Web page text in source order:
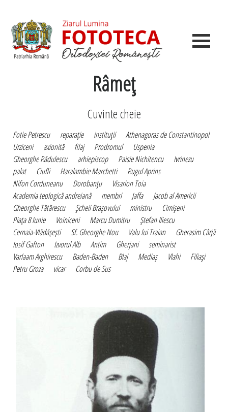
Râmeţ
Cuvinte cheie
Fotie Petrescu reparaţie instituţii
Athenagoras de Constantinopol
Urziceni
axionită filaj Prodromul
Uspenia
Gheorghe Rădulescu
arhiepiscop Paisie Nichitencu
Ivrinezu
palat
Ciufli Haralambie Marchetti
Rugul Aprins
Nifon Corduneanu
Dorobanţu
Visarion Toia
Academia teologică andreiană
membri Jaffa
Jacob al Americii
Gheorghe Tătărescu
Şcheii Braşovului ministru
Cimişeni
Piaţa 8 Iunie
Voiniceni Marcu Dumitru
Ştefan Iliescu
Cernaia-Vlădăşeşti
Sf. Gheorghe Nou Valu lui Traian
Gherasim Cârjă
Iosif Gafton
Izvorul Alb Antim Gherjani
seminarist
Varlaam Arghirescu
Baden-Baden Blaj Mediaş Vlahi
Filiaşi
Petru Groza
vicar Corbu de Sus